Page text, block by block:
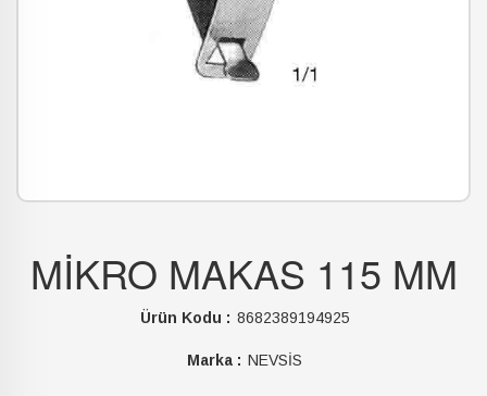
MİKRO MAKAS 115 MM
Ürün Kodu : 8682389194925
Marka : NEVSİS